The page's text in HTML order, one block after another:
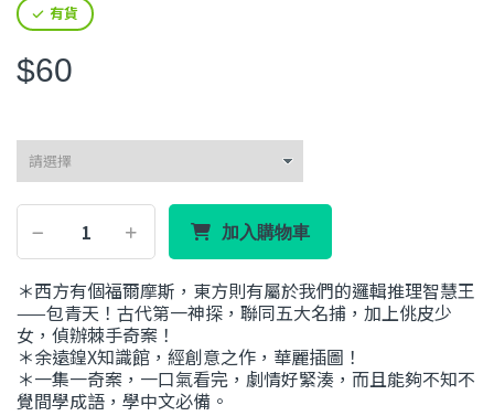
有貨
$60
加入購物車
＊西方有個福爾摩斯，東方則有屬於我們的邏輯推理智慧王
——包青天！古代第一神探，聯同五大名捕，加上佻皮少
女，偵辦棘手奇案！
＊余遠鍠X知識館，經創意之作，華麗插圖！
＊一集一奇案，一口氣看完，劇情好緊湊，而且能夠不知不
覺間學成語，學中文必備。